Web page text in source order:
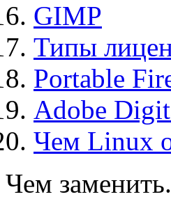
GIMP
Типы
Portable
Adobe
Чем Linux
Чем